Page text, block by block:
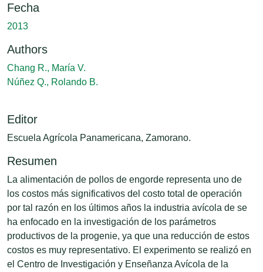
Fecha
2013
Authors
Chang R., María V.
Núñez Q., Rolando B.
Editor
Escuela Agrícola Panamericana, Zamorano.
Resumen
La alimentación de pollos de engorde representa uno de
los costos más significativos del costo total de operación
por tal razón en los últimos años la industria avícola de se
ha enfocado en la investigación de los parámetros
productivos de la progenie, ya que una reducción de estos
costos es muy representativo. El experimento se realizó en
el Centro de Investigación y Enseñanza Avícola de la